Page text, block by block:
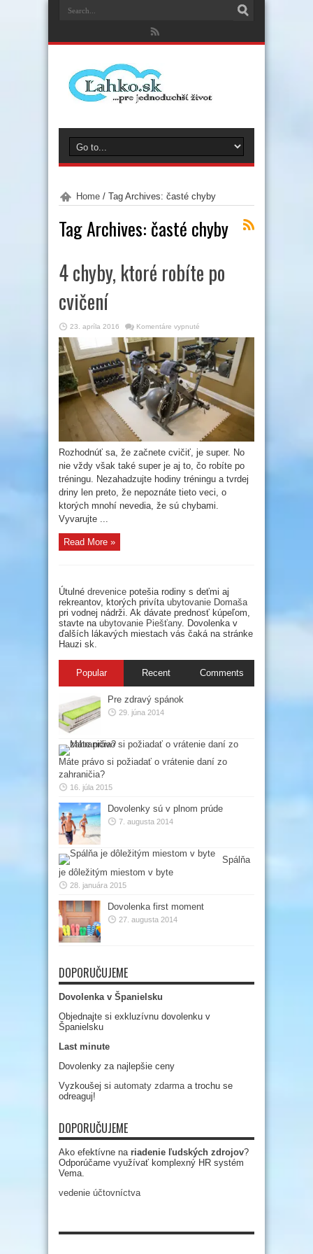
Home / Tag Archives: časté chyby
Tag Archives: časté chyby
4 chyby, ktoré robíte po
cvičení
23. apríla 2016 Komentáre vypnuté
chyby,
ktoré
robíte
po
cvičení
Rozhodnúť sa, že začnete cvičiť, je super. No
nie vždy však také super je aj to, čo robíte po
tréningu. Nezahadzujte hodiny tréningu a tvrdej
driny len preto, že nepoznáte tieto veci, o
ktorých mnohí nevedia, že sú chybami.
Vyvarujte ...
Read More »
Útulné drevenice potešia rodiny s deťmi aj
rekreantov, ktorých privíta ubytovanie Domaša
pri vodnej nádrži. Ak dávate prednosť kúpeľom,
stavte na ubytovanie Piešťany. Dovolenka v
ďalších lákavých miestach vás čaká na stránke
Hauzi sk.
Popular Recent Comments
Pre zdravý spánok
29. júna 2014
Máte právo si požiadať o vrátenie daní zo
zahraničia?
16. júla 2015
Dovolenky sú v plnom prúde
7. augusta 2014
Spálňa
je dôležitým miestom v byte
28. januára 2015
Dovolenka first moment
27. augusta 2014
DOPORUČUJEME
Dovolenka v Španielsku
Objednajte si exkluzívnu dovolenku v
Španielsku
Last minute
Dovolenky za najlepšie ceny
Vyzkoušej si automaty zdarma a trochu se
odreaguj!
DOPORUČUJEME
Ako efektívne na riadenie ľudských zdrojov?
Odporúčame využívať komplexný HR systém
Vema.
vedenie účtovníctva